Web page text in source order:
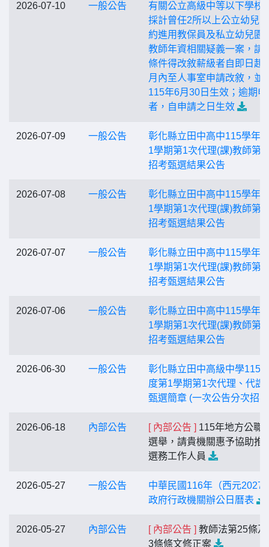
2026-07-10 一般公告
有關公立高級中等以下學校
採計曾任2所以上公立幼兒
約進用教保員及私立幼兒園
教師年資相關疑義一案，請
條件得改敘薪級者自即日起
月內至人事室申請改敘，並
115年6月30日生效；逾期申
者，自申請之日生效
2026-07-09 一般公告
彰化縣立田中高中115學年
1學期第1次代理(課)教師第4
招考甄選結果公告
2026-07-08 一般公告
彰化縣立田中高中115學年
1學期第1次代理(課)教師第3
招考甄選結果公告
2026-07-07 一般公告
彰化縣立田中高中115學年
1學期第1次代理(課)教師第2
招考甄選結果公告
2026-07-06 一般公告
彰化縣立田中高中115學年
1學期第1次代理(課)教師第1
招考甄選結果公告
2026-06-30 一般公告
彰化縣立田中高級中學115
度第1學期第1次代理、代課
甄選簡章 (一次公告分次招
2026-06-18 內部公告 [ 內部公告 ] 115年地方公職
選舉，請貴機關惠予協助推
選務工作人員
2026-05-27 一般公告
中華民國116年（西元2027
政府行政機關辦公日曆表
2026-05-27 內部公告 [ 內部公告 ] 教師法第25條
3條條文修正案